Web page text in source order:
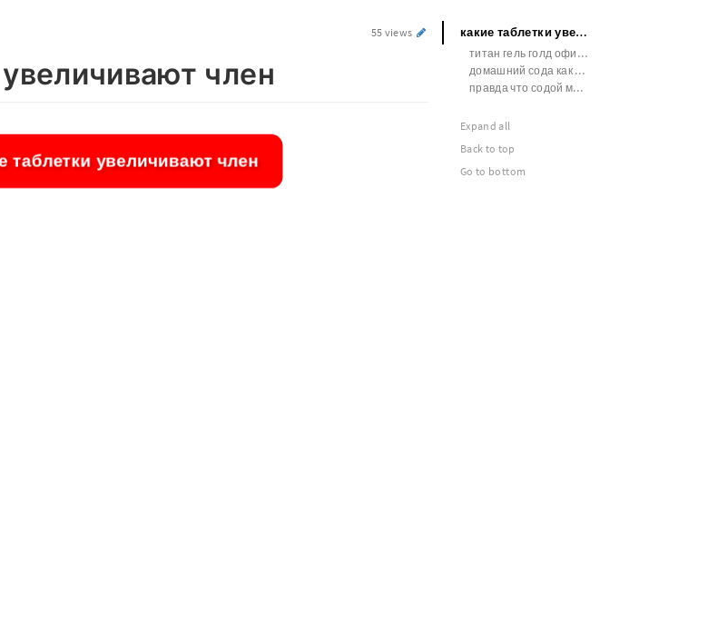
55 views
член
таблетки увеличивают член
какие таблетки увеличивают член
титан гель голд официальный сайт
домашний сода как увеличить член
правда что содой можно увеличить член
Expand all
Back to top
Go to bottom